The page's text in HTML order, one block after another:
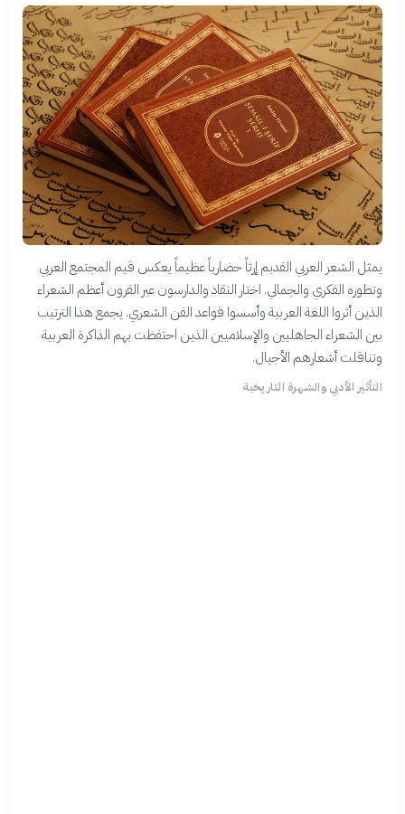
يمثل الشعر العربي القديم إرثاً حضارياً عظيماً يعكس قيم المجتمع العربي
وتطوره الفكري والجمالي. اختار النقاد والدارسون عبر القرون أعظم الشعراء
الذين أثروا اللغة العربية وأسسوا قواعد الفن الشعري. يجمع هذا الترتيب
بين الشعراء الجاهليين والإسلاميين الذين احتفظت بهم الذاكرة العربية
وتناقلت أشعارهم الأجيال.
التأثير الأدبي والشهرة التاريخية